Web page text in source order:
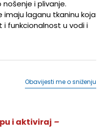
i plivanje.
laganu tkaninu koja
i funkcionalnost u vodi i
Obavijesti me o sniženju
i aktiviraj –